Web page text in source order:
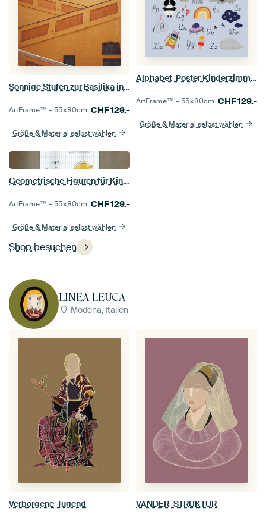
Shop besuchen
Sonnige Stufen zur Basilika in Menton, Südfrankreich
ArtFrame™ –55×80cm CHF129.-
Größe & Material selbst wählen
Alphabet-Poster Kinderzimmer
ArtFrame™ –55×80cm CHF129.-
Größe & Material selbst wählen
Geometrische Figuren für Kinder
ArtFrame™ –55×80cm CHF129.-
Größe & Material selbst wählen
LINEA LEUCA
Modena, Italien
Verborgene_Tugend VANDER_STRUKTUR